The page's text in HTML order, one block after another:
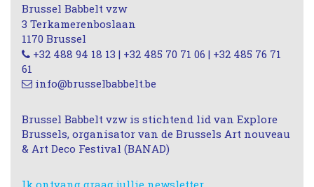
Brussel Babbelt vzw
3 Terkamerenboslaan
1170 Brussel
+32 488 94 18 13 | +32 485 70 71 06 | +32 485 76 71
61
info@brusselbabbelt.be
Brussel Babbelt vzw is stichtend lid van Explore
Brussels, organisator van de Brussels Art nouveau
& Art Deco Festival (BANAD)
Ik ontvang graag jullie newsletter